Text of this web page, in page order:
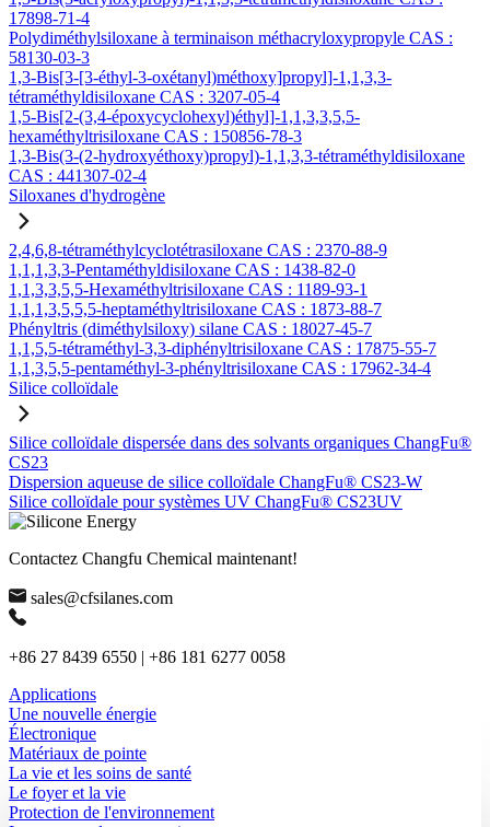
17898-71-4
Polydiméthylsiloxane à terminaison méthacryloxypropyle CAS :
58130-03-3
1,3-Bis[3-[3-éthyl-3-oxétanyl)méthoxy]propyl]-1,1,3,3-
tétraméthyldisiloxane CAS : 3207-05-4
1,5-Bis[2-(3,4-époxycyclohexyl)éthyl]-1,1,3,3,5,5-
hexaméthyltrisiloxane CAS : 150856-78-3
1,3-Bis(3-(2-hydroxyéthoxy)propyl)-1,1,3,3-tétraméthyldisiloxane
CAS : 441307-02-4
Siloxanes d'hydrogène
2,4,6,8-tétraméthylcyclotétrasiloxane CAS : 2370-88-9
1,1,1,3,3-Pentaméthyldisiloxane CAS : 1438-82-0
1,1,3,3,5,5-Hexaméthyltrisiloxane CAS : 1189-93-1
1,1,1,3,5,5,5-heptaméthyltrisiloxane CAS : 1873-88-7
Phényltris (diméthylsiloxy) silane CAS : 18027-45-7
1,1,5,5-tétraméthyl-3,3-diphényltrisiloxane CAS : 17875-55-7
1,1,3,5,5-pentaméthyl-3-phényltrisiloxane CAS : 17962-34-4
Silice colloïdale
Silice colloïdale dispersée dans des solvants organiques ChangFu®
CS23
Dispersion aqueuse de silice colloïdale ChangFu® CS23-W
Silice colloïdale pour systèmes UV ChangFu® CS23UV
Contactez Changfu Chemical maintenant!
sales@cfsilanes.com
+86 27 8439 6550 | +86 181 6277 0058
Applications
Une nouvelle énergie
Électronique
Matériaux de pointe
La vie et les soins de santé
Le foyer et la vie
Protection de l'environnement